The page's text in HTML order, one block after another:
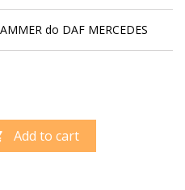
do DAF MERCEDES
Add to cart